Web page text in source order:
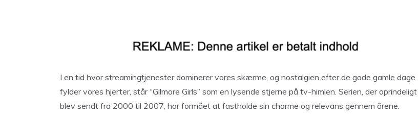
I en tid hvor streamingtjenester dominerer vores skærme, og nostalgien efter de gode gamle dage
fylder vores hjerter, står “Gilmore Girls” som en lysende stjerne på tv-himlen. Serien, der oprindeligt
blev sendt fra 2000 til 2007, har formået at fastholde sin charme og relevans gennem årene.